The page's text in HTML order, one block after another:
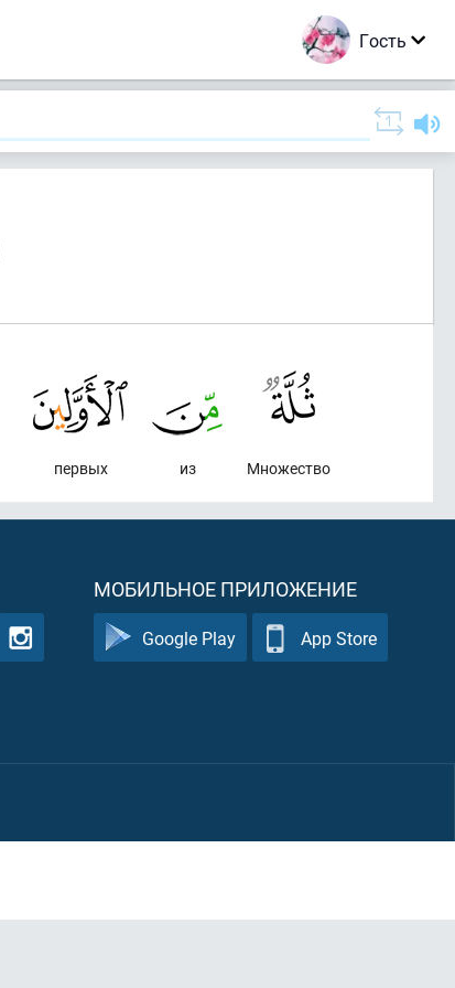
Гость
Множество
из
первых
МОБИЛЬНОЕ ПРИЛОЖЕНИЕ
Google Play App Store